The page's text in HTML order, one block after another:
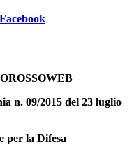
Facebook
n. 09/2015 del 23 luglio
per la Difesa